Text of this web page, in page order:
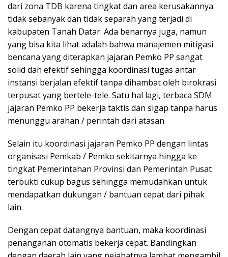
dari zona TDB karena tingkat dan area kerusakannya
tidak sebanyak dan tidak separah yang terjadi di
kabupaten Tanah Datar. Ada benarnya juga, namun
yang bisa kita lihat adalah bahwa manajemen mitigasi
bencana yang diterapkan jajaran Pemko PP sangat
solid dan efektif sehingga koordinasi tugas antar
instansi berjalan efektif tanpa dihambat oleh birokrasi
terpusat yang bertele-tele. Satu hal lagi, terbaca SDM
jajaran Pemko PP bekerja taktis dan sigap tanpa harus
menunggu arahan / perintah dari atasan.
Selain itu koordinasi jajaran Pemko PP dengan lintas
organisasi Pemkab / Pemko sekitarnya hingga ke
tingkat Pemerintahan Provinsi dan Pemerintah Pusat
terbukti cukup bagus sehingga memudahkan untuk
mendapatkan dukungan / bantuan cepat dari pihak
lain.
Dengan cepat datangnya bantuan, maka koordinasi
penanganan otomatis bekerja cepat. Bandingkan